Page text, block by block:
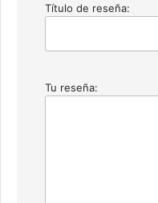
Título de reseña:
Tu reseña: